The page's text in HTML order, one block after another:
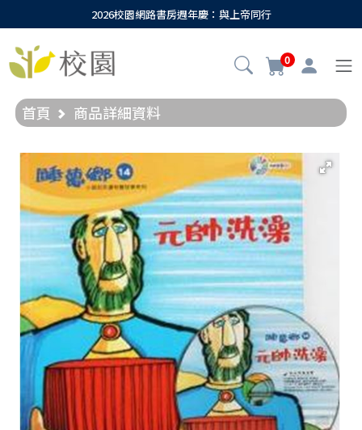
2026校園網路書房週年慶：與上帝同行
0
首頁 商品詳細資料